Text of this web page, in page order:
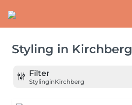
Styling in Kirchberg
Filter
StylinginKirchberg